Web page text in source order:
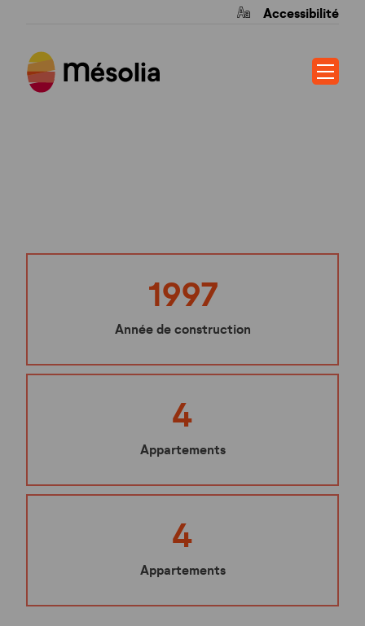
Accessibilité
1997
Année de construction
4
Appartements
4
Appartements